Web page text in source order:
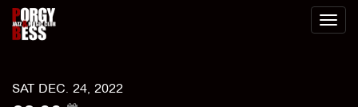
Toggle
SAT DEC. 24, 2022